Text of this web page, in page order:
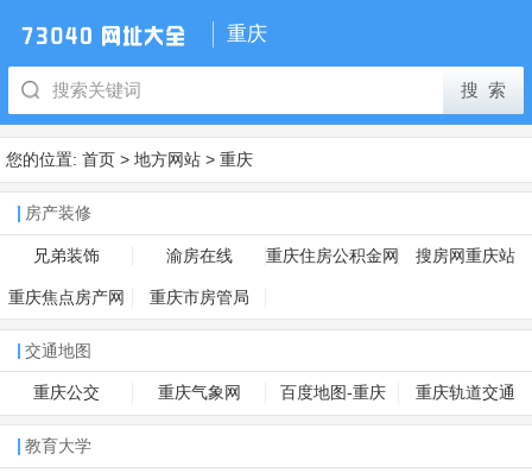
重庆
您的位置: 首页 > 地方网站 > 重庆
房产装修
兄弟装饰 渝房在线 重庆住房公积金网 搜房网重庆站
重庆焦点房产网 重庆市房管局
交通地图
重庆公交 重庆气象网 百度地图-重庆 重庆轨道交通
教育大学